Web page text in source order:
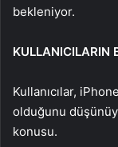
bekleniyor.
KULLANICILARIN
Kullanıcılar,
olduğunu
konusu.